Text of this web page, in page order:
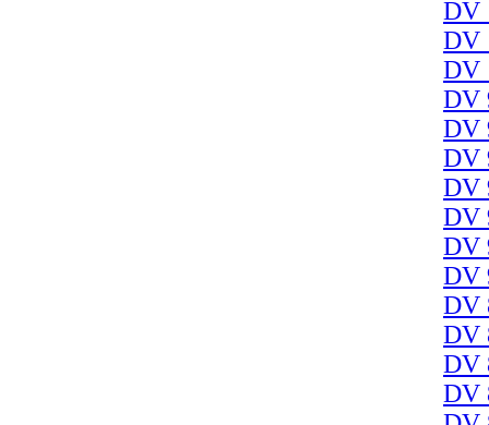
DV
DV
DV
DV
DV
DV
DV
DV
DV
DV
DV
DV
DV
DV